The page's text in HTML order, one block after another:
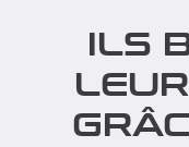
ILS